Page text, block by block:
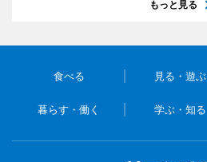
もっと見る
食べる 見る・遊ぶ
暮らす・働く 学ぶ・知る